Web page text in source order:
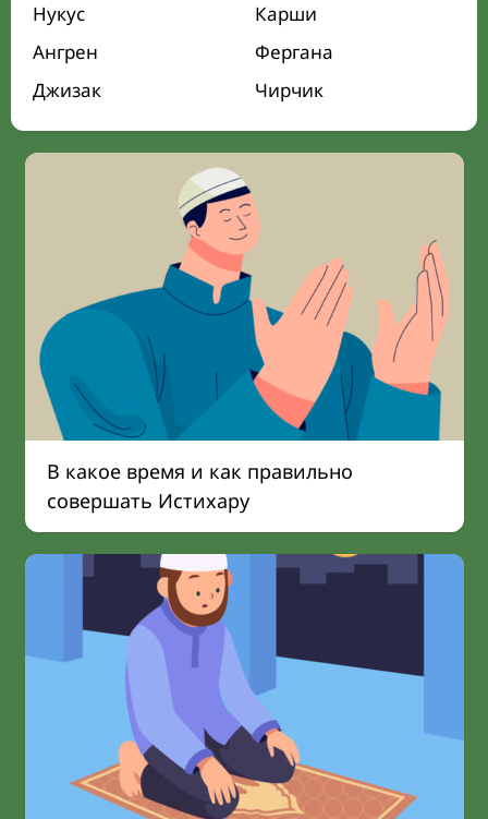
Нукус
Карши
Ангрен
Фергана
Джизак
Чирчик
В какое время и как правильно
совершать Истихару